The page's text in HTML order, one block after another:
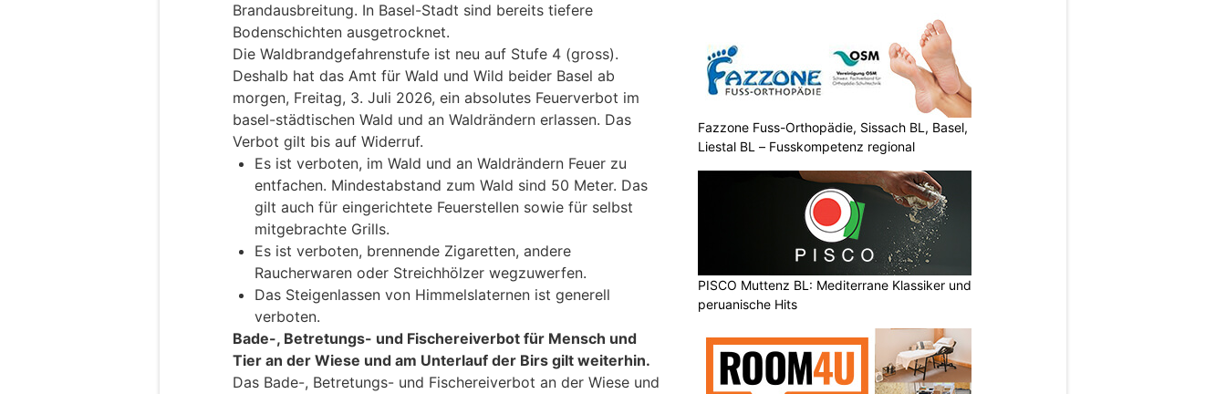
Brandausbreitung. In Basel-Stadt sind bereits tiefere
Bodenschichten ausgetrocknet.
Die Waldbrandgefahrenstufe ist neu auf Stufe 4 (gross).
Deshalb hat das Amt für Wald und Wild beider Basel ab
morgen, Freitag, 3. Juli 2026, ein absolutes Feuerverbot im
basel-städtischen Wald und an Waldrändern erlassen. Das
Verbot gilt bis auf Widerruf.
Es ist verboten, im Wald und an Waldrändern Feuer zu
entfachen. Mindestabstand zum Wald sind 50 Meter. Das
gilt auch für eingerichtete Feuerstellen sowie für selbst
mitgebrachte Grills.
Es ist verboten, brennende Zigaretten, andere
Raucherwaren oder Streichhölzer wegzuwerfen.
Das Steigenlassen von Himmelslaternen ist generell
verboten.
Bade-, Betretungs- und Fischereiverbot für Mensch und
Tier an der Wiese und am Unterlauf der Birs gilt weiterhin.
Das Bade-, Betretungs- und Fischereiverbot an der Wiese und
Fazzone Fuss-Orthopädie, Sissach BL, Basel,
Liestal BL – Fusskompetenz regional
PISCO Muttenz BL: Mediterrane Klassiker und
peruanische Hits